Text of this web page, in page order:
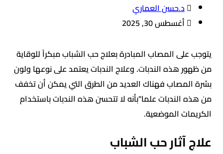
د.حسن العماري
أغسطس 30, 2025
يتوجب على المصاب المبادرة بعلاج حب الشباب مبكراً للوقاية
من ظهور هذه الندبات. وعلاج الندبات يعتمد على نوعها ولون
بشرة المصاب فهناك العديد من الطرق التي يمكن أن تخفف
من هذه الندبات علما"بأنه لا تتحسن هذه الندبات باستخدام
الكريمات الموضعية.
علاج آثار حب الشباب